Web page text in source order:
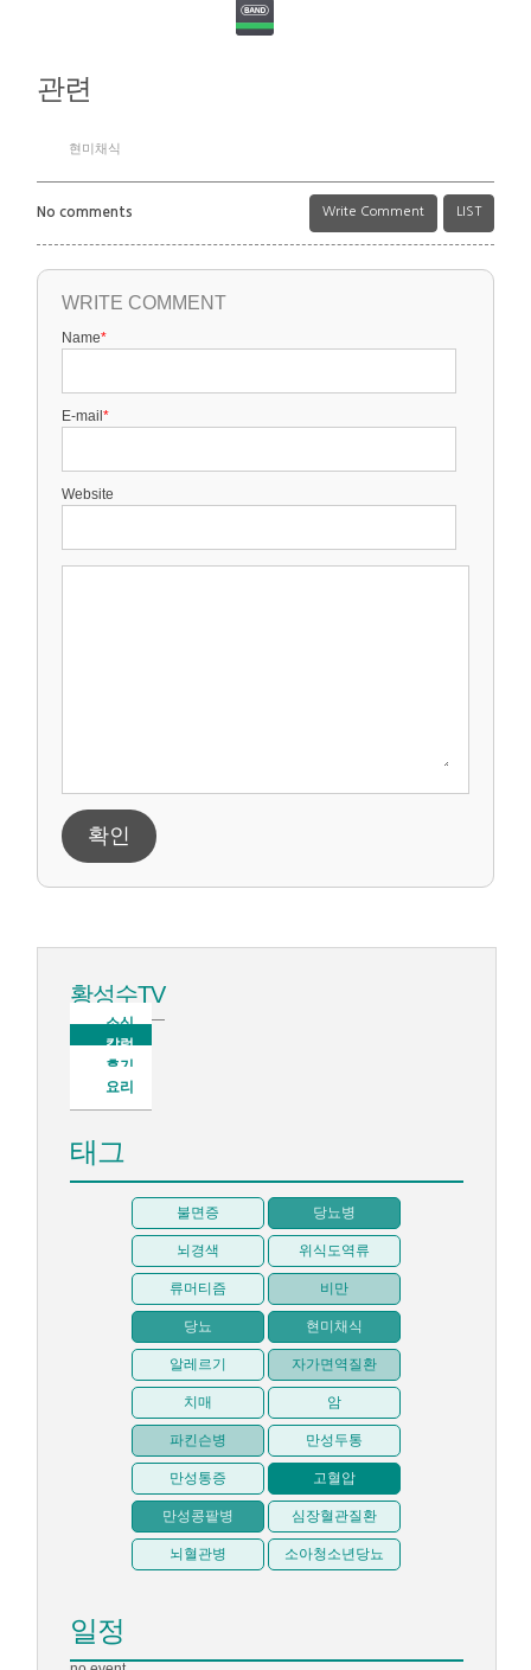
관련
현미채식
No comments Write Comment LIST
WRITE COMMENT
Name*
E-mail*
Website
확인
황성수TV
소식
칼럼
후기
요리
태그
불면증 당뇨병
뇌경색 위식도역류
류머티즘 비만
당뇨 현미채식
알레르기 자가면역질환
치매 암
파킨슨병 만성두통
만성통증 고혈압
만성콩팥병 심장혈관질환
뇌혈관병 소아청소년당뇨
일정